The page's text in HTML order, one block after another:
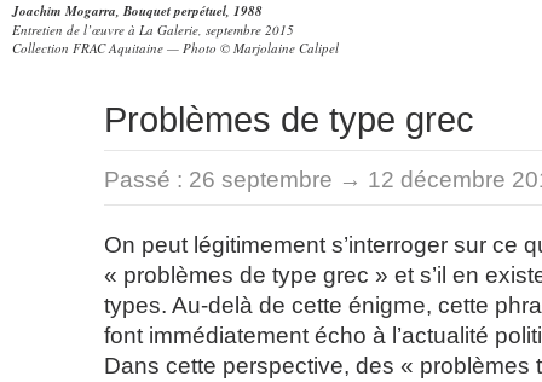
Joachim Mogarra, Bouquet perpétuel, 1988
Entretien de l’œuvre à La Galerie, septembre 2015
Collection FRAC Aquitaine — Photo © Marjolaine Calipel
Problèmes de type grec
Passé : 26 septembre → 12 décembre
On peut légitimement s’interroger sur ce
« problèmes de type grec » et s’il en
types. Au-delà de cette énigme, cette
font immédiatement écho à l’actualité
Dans cette perspective, des « problèmes